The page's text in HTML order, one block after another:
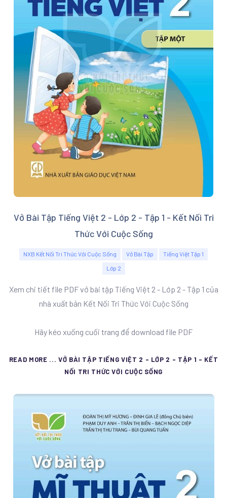
Vở Bài Tập Tiếng Việt 2 - Lớp 2 - Tập 1 - Kết Nối Tri
Thức Với Cuộc Sống
NXB Kết Nối Tri Thức Với Cuộc Sống Vở Bài Tập
Tiếng Việt Tập 1
Lớp 2
Xem chi tiết file PDF vở bài tập Tiếng Việt 2 - Lớp 2 - Tập 1 của
nhà xuất bản Kết Nối Tri Thức Với Cuộc Sống
Hãy kéo xuống cuối trang để download file PDF
READ MORE ... VỞ BÀI TẬP TIẾNG VIỆT 2 - LỚP 2 - TẬP 1 - KẾT
NỐI TRI THỨC VỚI CUỘC SỐNG